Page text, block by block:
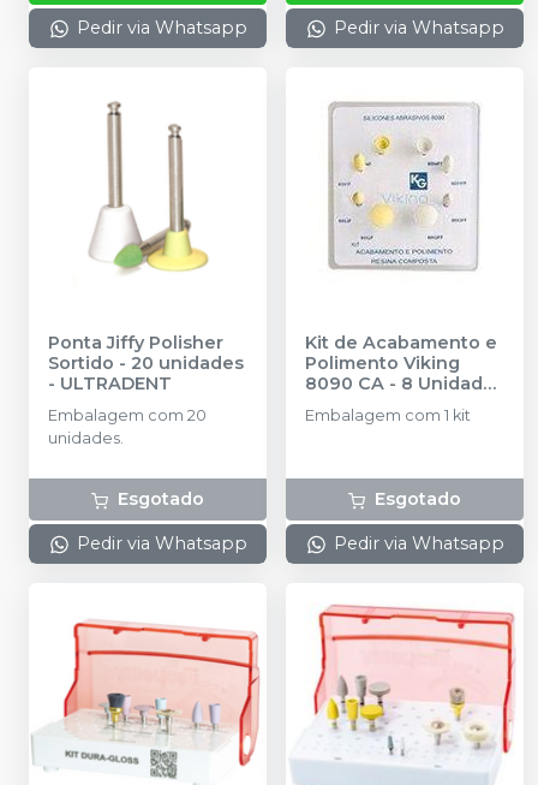
Pedir via Whatsapp Pedir via Whatsapp
Ponta Jiffy Polisher
Sortido - 20 unidades
- ULTRADENT
Embalagem com 20
unidades.
Esgotado
Pedir via Whatsapp
Kit de Acabamento e
Polimento Viking
8090 CA - 8 Unidades
KG SORENSEN
Embalagem com 1 kit
Esgotado
Pedir via Whatsapp